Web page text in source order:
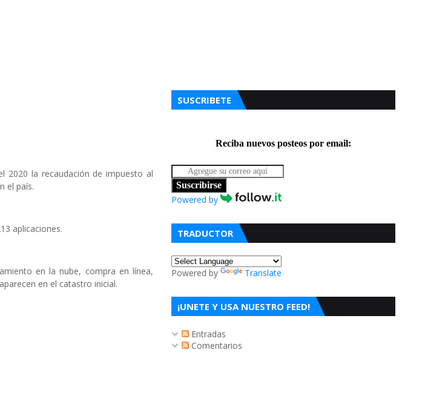
2020 la recaudación de impuesto al
el país.
aplicaciones.
en la nube, compra en línea,
en el catastro inicial.
SUSCRIBETE
Reciba nuevos posteos por email:
Suscribirse
Powered by
TRADUCTOR
Powered by Translate
¡UNETE Y USA NUESTRO FEED!
Entradas
Comentarios